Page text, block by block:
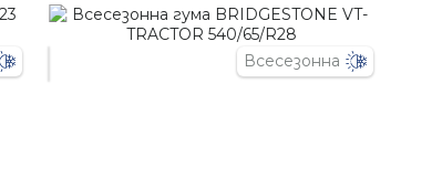
Всесезонна